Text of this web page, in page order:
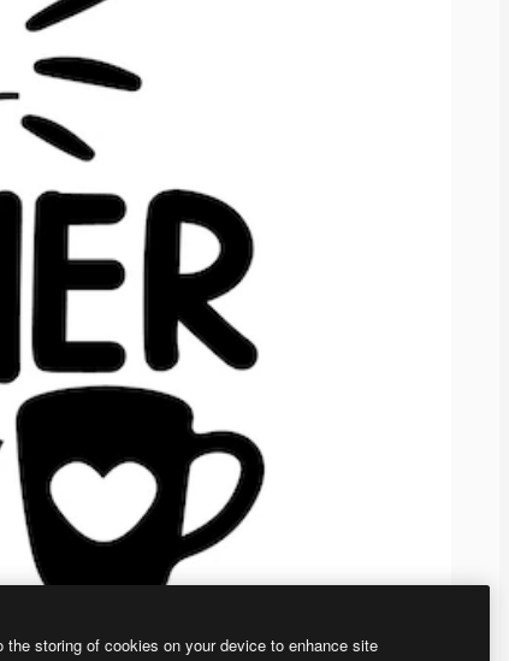
the storing of cookies on your device to enhance site